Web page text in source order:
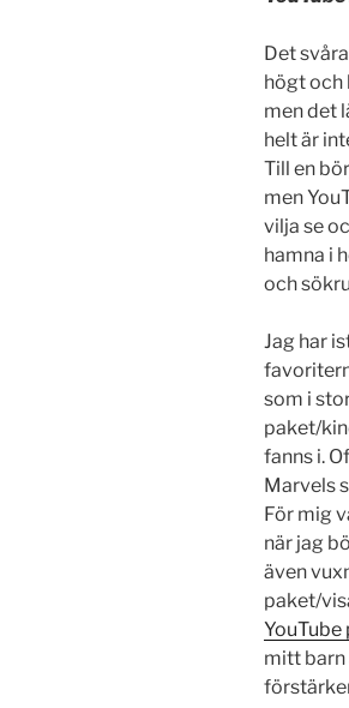
Det
högt och
men det
helt är
Till en
men
vilja se
hamna i
och
Jag har
som i
paket/
fanns i.
Marvels
För mig
när jag
även
paket/
mitt barn